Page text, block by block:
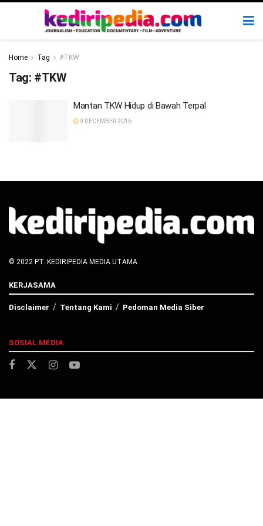
Home Tag #TKW
Tag: #TKW
Mantan TKW Hidup di Bawah Terpal
9 DECEMBER 2016
© 2022 PT. KEDIRIPEDIA MEDIA UTAMA
KERJASAMA
Disclaimer Tentang Kami Pedoman Media Siber
SOSIAL MEDIA